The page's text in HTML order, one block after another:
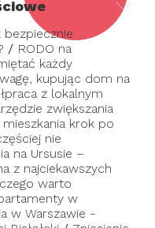
/ RODO na
każdy
kupując dom na
z lokalnym
zwiększania
krok po
nie
na Ursusie –
z najciekawszych
warto
w
w Warszawie -